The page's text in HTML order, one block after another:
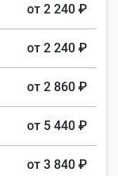
от 2 240 ₽
от 2 240 ₽
от 2 860 ₽
от 5 440 ₽
от 3 840 ₽